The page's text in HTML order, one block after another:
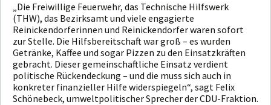
„Die Freiwillige Feuerwehr, das Technische Hilfswerk
(THW), das Bezirksamt und viele engagierte
Reinickendorferinnen und Reinickendorfer waren sofort
zur Stelle. Die Hilfsbereitschaft war groß – es wurden
Getränke, Kaffee und sogar Pizzen zu den Einsatzkräften
gebracht. Dieser gemeinschaftliche Einsatz verdient
politische Rückendeckung – und die muss sich auch in
konkreter finanzieller Hilfe widerspiegeln“, sagt Felix
Schönebeck, umweltpolitischer Sprecher der CDU-Fraktion.